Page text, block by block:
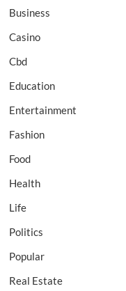
Business
Casino
Cbd
Education
Entertainment
Fashion
Food
Health
Life
Politics
Popular
Real Estate